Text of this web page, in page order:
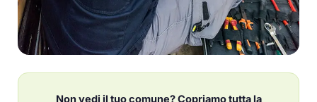
Non vedi il tuo comune? Copriamo tutta la